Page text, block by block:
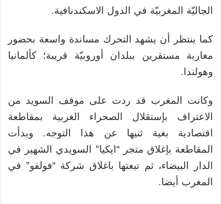
الجاليّة المغربيّة في الدول الاسكندنافية.
كما ينتظر أن يشهد التحرك مساندة واسعة بحضور
مغاربة مستقرين ببلدان أوروبيّة قريبة؛ كألمانيا
وهولندا.
وكانت المغرب قد ردت على موقف السويد من
الاعتراف بإستقلال الصحراء الغربية بمقاطعة
اقتصادية بغية ثنيها عن هذا التوجه. وبدأت
المقاطعة بإغلاق متجر “ايكيا” السويدي الشهير في
الدار البيضاء، ثم تبعتها باغلاق شركة “فولفو” في
المغرب أيضا.